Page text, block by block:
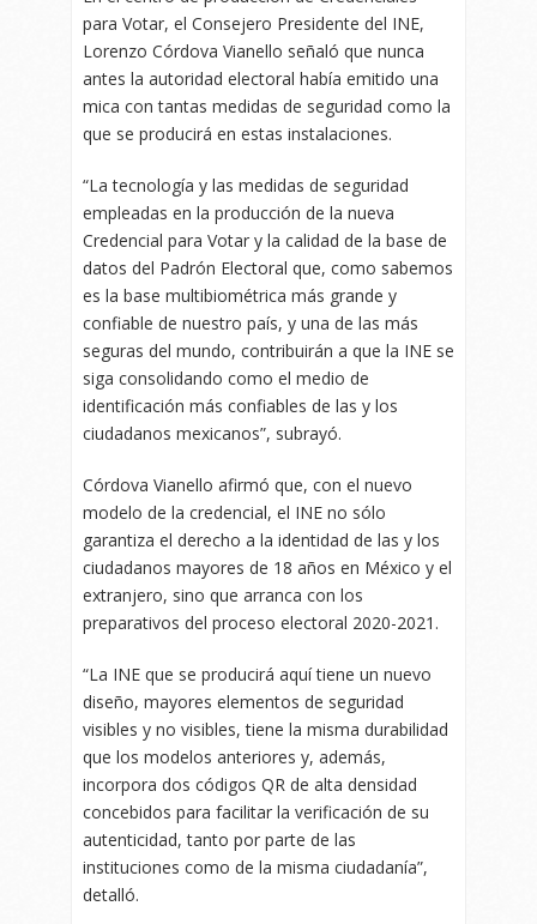
para Votar, el Consejero Presidente del INE,
Lorenzo Córdova Vianello señaló que nunca
antes la autoridad electoral había emitido una
mica con tantas medidas de seguridad como la
que se producirá en estas instalaciones.
“La tecnología y las medidas de seguridad
empleadas en la producción de la nueva
Credencial para Votar y la calidad de la base de
datos del Padrón Electoral que, como sabemos
es la base multibiométrica más grande y
confiable de nuestro país, y una de las más
seguras del mundo, contribuirán a que la INE se
siga consolidando como el medio de
identificación más confiables de las y los
ciudadanos mexicanos”, subrayó.
Córdova Vianello afirmó que, con el nuevo
modelo de la credencial, el INE no sólo
garantiza el derecho a la identidad de las y los
ciudadanos mayores de 18 años en México y el
extranjero, sino que arranca con los
preparativos del proceso electoral 2020-2021.
“La INE que se producirá aquí tiene un nuevo
diseño, mayores elementos de seguridad
visibles y no visibles, tiene la misma durabilidad
que los modelos anteriores y, además,
incorpora dos códigos QR de alta densidad
concebidos para facilitar la verificación de su
autenticidad, tanto por parte de las
instituciones como de la misma ciudadanía”,
detalló.